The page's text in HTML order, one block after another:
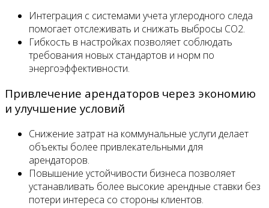
Интеграция с системами учета углеродного следа
помогает отслеживать и снижать выбросы СО2.
Гибкость в настройках позволяет соблюдать
требования новых стандартов и норм по
энергоэффективности.
Привлечение арендаторов через экономию
и улучшение условий
Снижение затрат на коммунальные услуги делает
объекты более привлекательными для
арендаторов.
Повышение устойчивости бизнеса позволяет
устанавливать более высокие арендные ставки без
потери интереса со стороны клиентов.